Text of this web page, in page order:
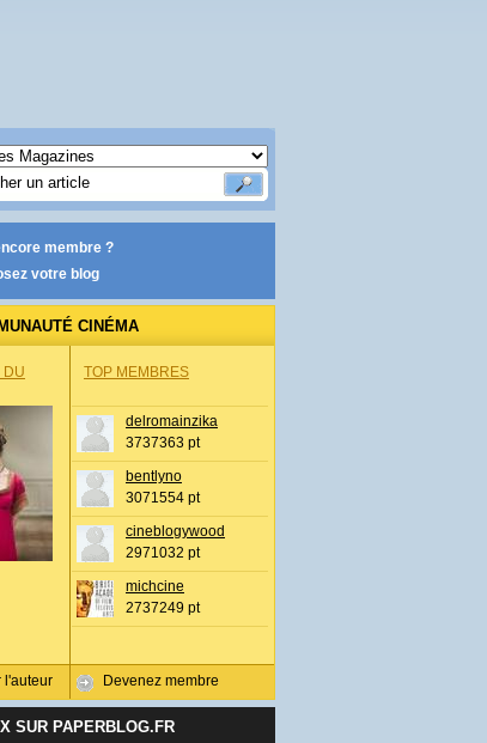
membre ?
votre blog
CINÉMA
DU
l'auteur
TOP MEMBRES
delromainzika
3737363 pt
bentlyno
3071554 pt
cineblogywood
2971032 pt
michcine
2737249 pt
Devenez membre
SUR PAPERBLOG.FR